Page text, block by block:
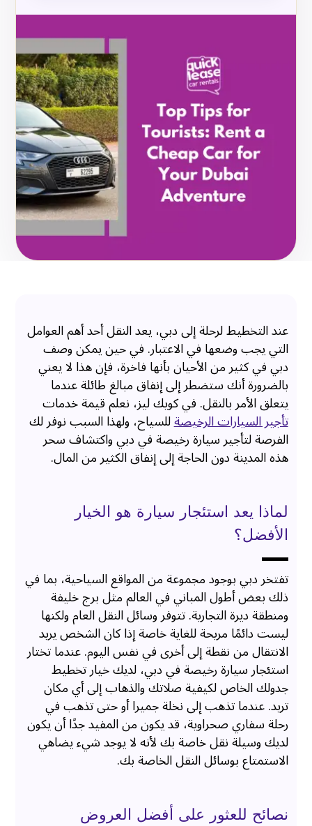
عند التخطيط لرحلة إلى دبي، يعد النقل أحد أهم العوامل
التي يجب وضعها في الاعتبار. في حين يمكن وصف
دبي في كثير من الأحيان بأنها فاخرة، فإن هذا لا يعني
بالضرورة أنك ستضطر إلى إنفاق مبالغ طائلة عندما
يتعلق الأمر بالنقل. في كويك ليز، نعلم قيمة خدمات
تأجير السيارات الرخيصةللسياح، ولهذا السبب نوفر لك
الفرصة لتأجير سيارة رخيصة في دبي واكتشاف سحر
هذه المدينة دون الحاجة إلى إنفاق الكثير من المال.
لماذا يعد استئجار سيارة هو الخيار
الأفضل؟
تفتخر دبي بوجود مجموعة من المواقع السياحية، بما في
ذلك بعض أطول المباني في العالم مثل برج خليفة
ومنطقة ديرة التجارية. تتوفر وسائل النقل العام ولكنها
ليست دائمًا مريحة للغاية خاصة إذا كان الشخص يريد
الانتقال من نقطة إلى أخرى في نفس اليوم. عندما تختار
استئجار سيارة رخيصة في دبي، لديك خيار تخطيط
جدولك الخاص لكيفية صلاتك والذهاب إلى أي مكان
تريد. عندما تذهب إلى نخلة جميرا أو حتى تذهب في
رحلة سفاري صحراوية، قد يكون من المفيد جدًا أن يكون
لديك وسيلة نقل خاصة بك لأنه لا يوجد شيء يضاهي
الاستمتاع بوسائل النقل الخاصة بك.
نصائح للعثور على أفضل العروض